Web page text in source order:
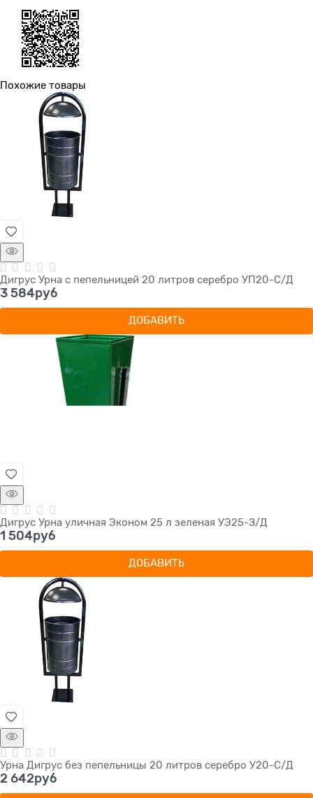
Похожие товары
Дигрус Урна с пепельницей 20 литров серебро УП20-С/Д
3 584руб
ДОБАВИТЬ
Дигрус Урна уличная Эконом 25 л зеленая УЭ25-З/Д
1 504руб
ДОБАВИТЬ
Урна Дигрус без пепельницы 20 литров серебро У20-С/Д
2 642руб